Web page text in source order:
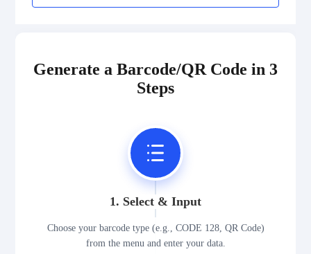
Generate a Barcode/QR Code in 3
Steps
1. Select & Input
Choose your barcode type (e.g., CODE 128, QR Code)
from the menu and enter your data.